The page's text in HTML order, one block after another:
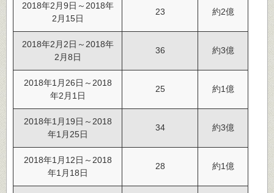
2018年2月9日～2018年
2月15日
23 約2億
2018年2月2日～2018年
2月8日
36 約3億
2018年1月26日～2018
年2月1日
25 約1億
2018年1月19日～2018
年1月25日
34 約3億
2018年1月12日～2018
年1月18日
28 約1億